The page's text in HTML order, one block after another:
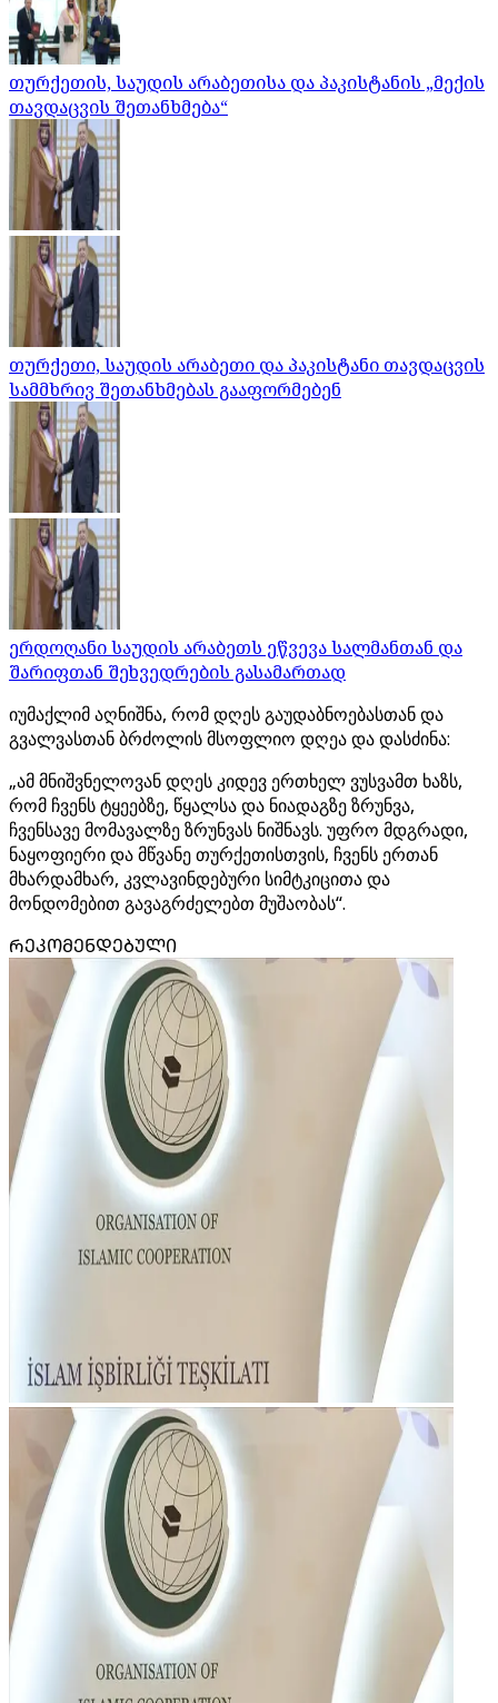
თურქეთის, საუდის არაბეთისა და პაკისტანის „მექის
თავდაცვის შეთანხმება“
თურქეთი, საუდის არაბეთი და პაკისტანი თავდაცვის
სამმხრივ შეთანხმებას გააფორმებენ
ერდოღანი საუდის არაბეთს ეწვევა სალმანთან და
შარიფთან შეხვედრების გასამართად
იუმაქლიმ აღნიშნა, რომ დღეს გაუდაბნოებასთან და
გვალვასთან ბრძოლის მსოფლიო დღეა და დასძინა:
„ამ მნიშვნელოვან დღეს კიდევ ერთხელ ვუსვამთ ხაზს,
რომ ჩვენს ტყეებზე, წყალსა და ნიადაგზე ზრუნვა,
ჩვენსავე მომავალზე ზრუნვას ნიშნავს. უფრო მდგრადი,
ნაყოფიერი და მწვანე თურქეთისთვის, ჩვენს ერთან
მხარდამხარ, კვლავინდებური სიმტკიცითა და
მონდომებით გავაგრძელებთ მუშაობას“.
ᲠᲔᲙᲝᲛᲔᲜᲓᲔᲑᲣᲚᲘ